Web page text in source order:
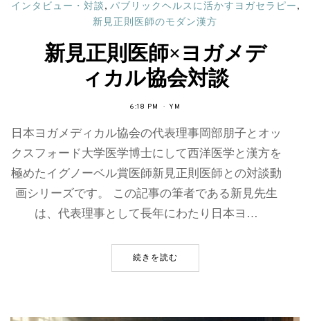
インタビュー・対談, パブリックヘルスに活かすヨガセラピー,
新見正則医師のモダン漢方
新見正則医師×ヨガメデ
ィカル協会対談
6:18 PM YM
日本ヨガメディカル協会の代表理事岡部朋子とオッ
クスフォード大学医学博士にして西洋医学と漢方を
極めたイグノーベル賞医師新見正則医師との対談動
画シリーズです。 この記事の筆者である新見先生
は、代表理事として長年にわたり日本ヨ…
続きを読む